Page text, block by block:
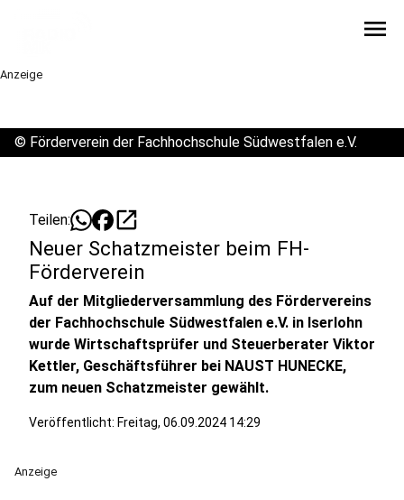
menu
Anzeige
© Förderverein der Fachhochschule Südwestfalen e.V.
Teilen: open_in_new
Neuer Schatzmeister beim FH-
Förderverein
Auf der Mitgliederversammlung des Fördervereins
der Fachhochschule Südwestfalen e.V. in Iserlohn
wurde Wirtschaftsprüfer und Steuerberater Viktor
Kettler, Geschäftsführer bei NAUST HUNECKE,
zum neuen Schatzmeister gewählt.
Veröffentlicht: Freitag, 06.09.2024 14:29
Anzeige